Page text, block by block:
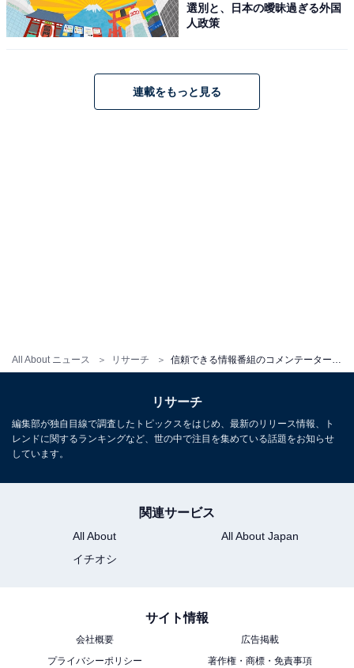
All About ニュース リサーチ
をしているので（42歳男性／静岡県）」など、どんな内
容についてもストレートに発言する印象を抱いている人
が多いようです。
さらに、「賛否両論あるものの、あれだけずばずばコメ
ントできる人はなかなかいないと思うから（22歳女性／
埼玉県）」「最近賛否両論に揺れていますが、権力にお
考えを持つ場面がけっこうあったので（50歳女性／神奈
川県）」など、共感できるコメントが多々あるという声
も寄せられました。
選別と、日本の曖昧過ぎる外国
人政策
連載をもっと見る
リサーチ
編集部が独自目線で調査したトピックスをはじめ、最新のリリース情報、ト
レンドに関するランキングなど、世の中で注目を集めている話題をお知らせ
しています。
関連サービス
All About
All About Japan
イチオシ
サイト情報
会社概要
広告掲載
プライバシーポリシー
著作権・商標・免責事項